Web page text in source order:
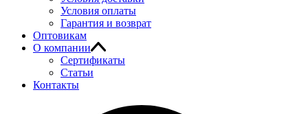
Условия оплаты
Гарантия и возврат
Оптовикам
О компании
Сертификаты
Статьи
Контакты